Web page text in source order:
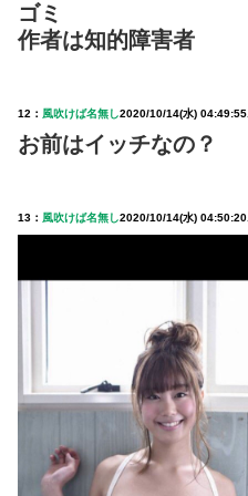
ゴミ
作者は知的障害者
12： 風吹けば名無し2020/10/14(水)
お前はイッチなの？
13： 風吹けば名無し2020/10/14(水)